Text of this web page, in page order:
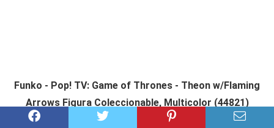
Funko - Pop! TV: Game of Thrones - Theon w/Flaming
Arrows Figura Coleccionable, Multicolor (44821)